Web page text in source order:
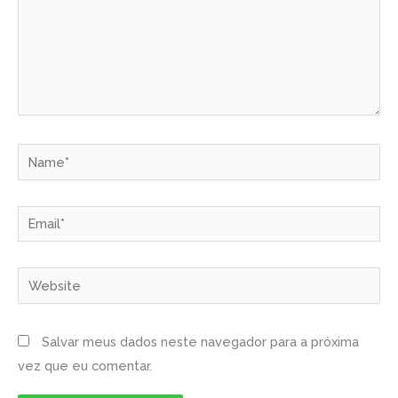
Name*
Email*
Website
Salvar meus dados neste navegador para a próxima
vez que eu comentar.